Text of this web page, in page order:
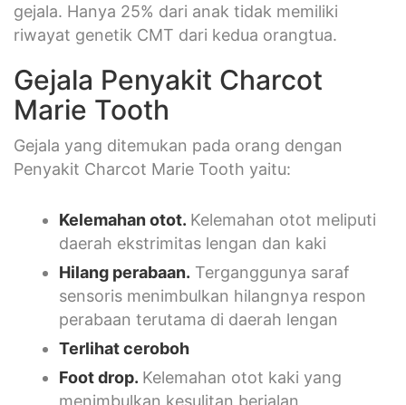
gejala. Hanya 25% dari anak tidak memiliki
riwayat genetik CMT dari kedua orangtua.
Gejala Penyakit Charcot
Marie Tooth
Gejala yang ditemukan pada orang dengan
Penyakit Charcot Marie Tooth yaitu:
Kelemahan otot. Kelemahan otot meliputi
daerah ekstrimitas lengan dan kaki
Hilang perabaan. Terganggunya saraf
sensoris menimbulkan hilangnya respon
perabaan terutama di daerah lengan
Terlihat ceroboh
Foot drop. Kelemahan otot kaki yang
menimbulkan kesulitan berjalan